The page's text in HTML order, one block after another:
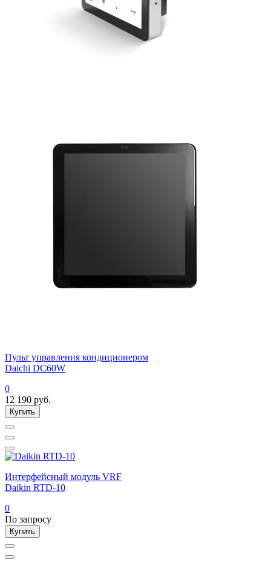
Пульт управления кондиционером
Daichi DC60W
0
12 190 руб.
Купить
Интерфейсный модуль VRF
Daikin RTD-10
0
По запросу
Купить